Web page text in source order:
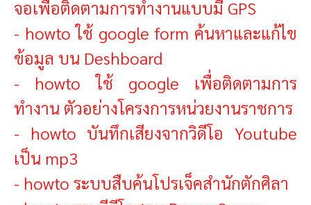
จอเพื่อติดตามการทำงานแบบมี GPS
- howto ใช้ google form ค้นหาและแก้ไข
ข้อมูล บน Deshboard
- howto ใช้ google เพื่อติดตามการ
ทำงาน ตัวอย่างโครงการหน่วยงานราชการ
- howto บันทึกเสียงจากวิดีโอ Youtube
เป็น mp3
- howto ระบบสืบค้นโปรเจ็คสำนักตักศิลา